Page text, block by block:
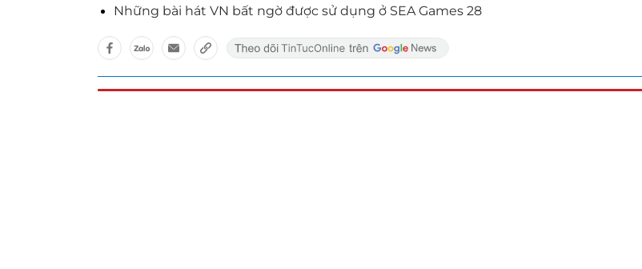
Những bài hát VN bất ngờ được sử dụng ở SEA Games 28